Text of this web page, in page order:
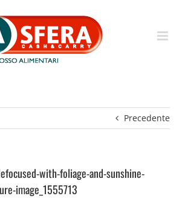
Precedente
with-foliage-and-sunshine-
image_1555713